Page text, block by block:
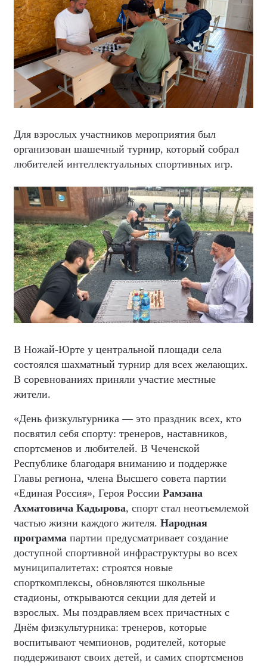
Для взрослых участников мероприятия был
организован шашечный турнир, который собрал
любителей интеллектуальных спортивных игр.
В Ножай-Юрте у центральной площади села
состоялся шахматный турнир для всех желающих.
В соревнованиях приняли участие местные
жители.
«День физкультурника — это праздник всех, кто
посвятил себя спорту: тренеров, наставников,
спортсменов и любителей. В Чеченской
Республике благодаря вниманию и поддержке
Главы региона, члена Высшего совета партии
«Единая Россия», Героя России Рамзана
Ахматовича Кадырова, спорт стал неотъемлемой
частью жизни каждого жителя. Народная
программа партии предусматривает создание
доступной спортивной инфраструктуры во всех
муниципалитетах: строятся новые
спорткомплексы, обновляются школьные
стадионы, открываются секции для детей и
взрослых. Мы поздравляем всех причастных с
Днём физкультурника: тренеров, которые
воспитывают чемпионов, родителей, которые
поддерживают своих детей, и самих спортсменов